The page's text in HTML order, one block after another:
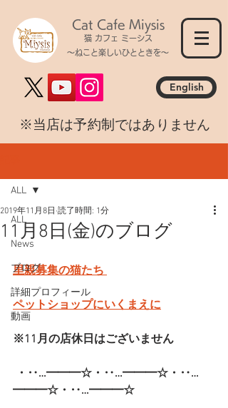
Cat Cafe Miysis
猫 カフェ ミーシス
～ねこと楽しいひとときを～
English
​※当店は予約制ではありません
ALL
News
ブログ
詳細プロフィール
動画
ALL
11月8日(金)のブログ
2019年11月8日 読了時間: 1分
里親募集の猫たち
ペットショップにいくまえに
※11月の店休日はございません
・‥…━━━☆・‥…━━━☆・‥…
━━━☆・‥…━━━☆